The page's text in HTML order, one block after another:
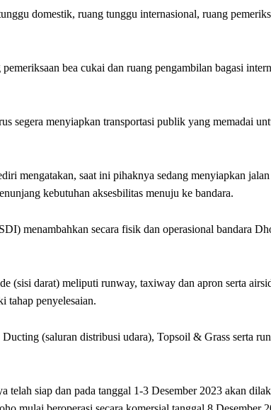
domestik, ruang tunggu internasional, ruang
bea cukai dan ruang pengambilan bagasi
segera menyiapkan transportasi publik yang memadai
mengatakan, saat ini pihaknya sedang menyiapkan
kebutuhan aksesbilitas menuju ke bandara.
menambahkan secara fisik dan operasional bandara
(sisi darat) meliputi runway, taxiway dan apron serta
tahap penyelesaian.
(saluran distribusi udara), Topsoil & Grass serta
siap dan pada tanggal 1-3 Desember 2023 akan